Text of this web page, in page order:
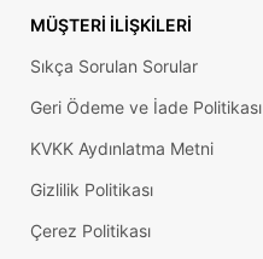
MÜŞTERI İLIŞKILERI
Sıkça Sorulan Sorular
Geri Ödeme ve İade Politikası
KVKK Aydınlatma Metni
Gizlilik Politikası
Çerez Politikası